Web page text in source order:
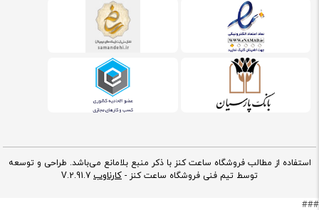
استفاده از مطالب فروشگاه ساعت کنز با ذکر منبع بلامانع می‌باشد. طراحی و توسعه
توسط تیم فنی فروشگاه ساعت کنز - کارناوب
###